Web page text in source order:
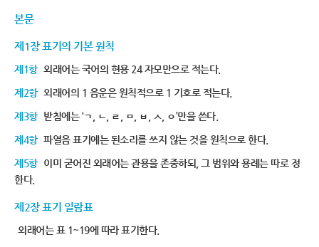
본문
제1장 표기의 기본 원칙
제1항 외래어는 국어의 현용 24 자모만으로 적는다.
제2항 외래어의 1 음운은 원칙적으로 1 기호로 적는다.
제3항 받침에는 ‘ㄱ, ㄴ, ㄹ, ㅁ, ㅂ, ㅅ, ㅇ’만을 쓴다.
제4항 파열음 표기에는 된소리를 쓰지 않는 것을 원칙으로 한다.
제5항 이미 굳어진 외래어는 관용을 존중하되, 그 범위와 용례는 따로 정
한다.
제2장 표기 일람표
외래어는 표 1~19에 따라 표기한다.